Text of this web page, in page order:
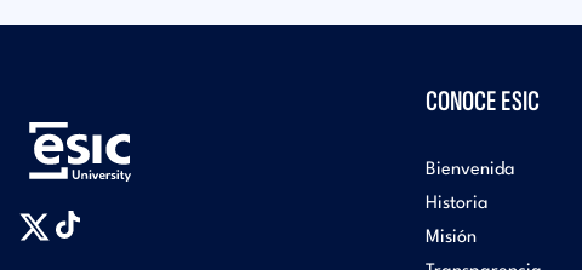
CONOCE ESIC
Bienvenida
Historia
Misión